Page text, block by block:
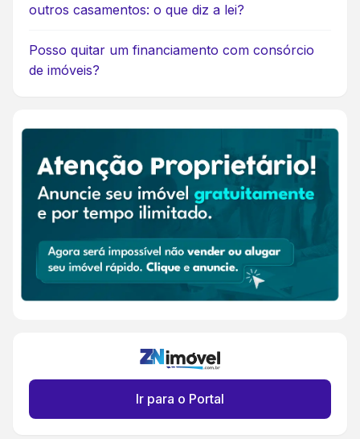
outros casamentos: o que diz a lei?
Posso quitar um financiamento com consórcio
de imóveis?
Ir para o Portal